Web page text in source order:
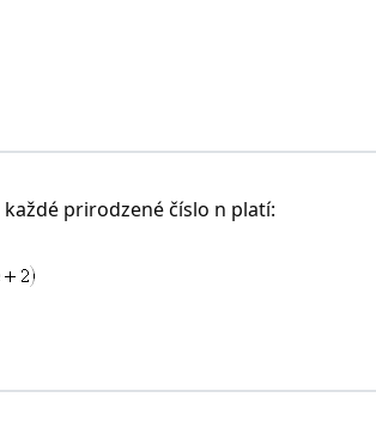
prirodzené číslo n platí: